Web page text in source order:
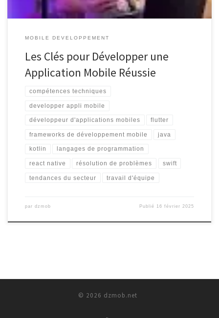
MOBILE DEVELOPPEMENT
Les Clés pour Développer une
Application Mobile Réussie
compétences techniques
developper appli mobile
développeur d'applications mobiles flutter
frameworks de développement mobile java
kotlin langages de programmation
react native résolution de problèmes swift
tendances du secteur travail d'équipe
par dzmob Publié 16 février 2025
© 2026 dzmob.net